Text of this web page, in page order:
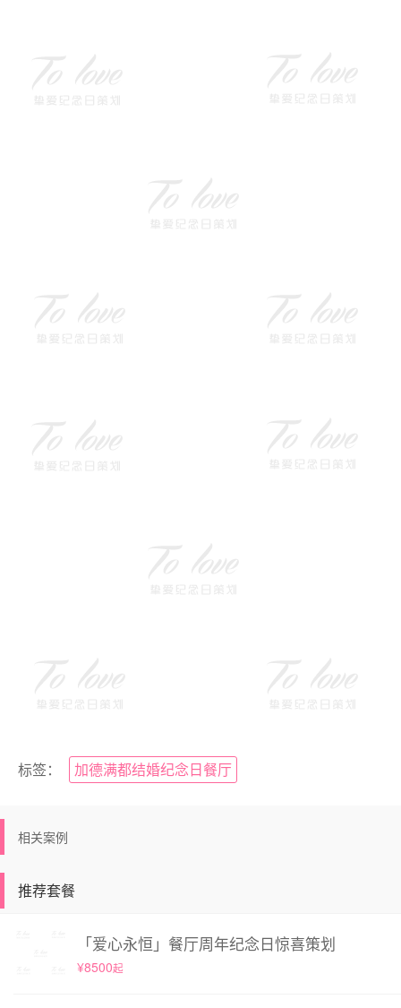
标签： 加德满都结婚纪念日餐厅
相关案例
推荐套餐
「爱心永恒」餐厅周年纪念日惊喜策划
¥8500起